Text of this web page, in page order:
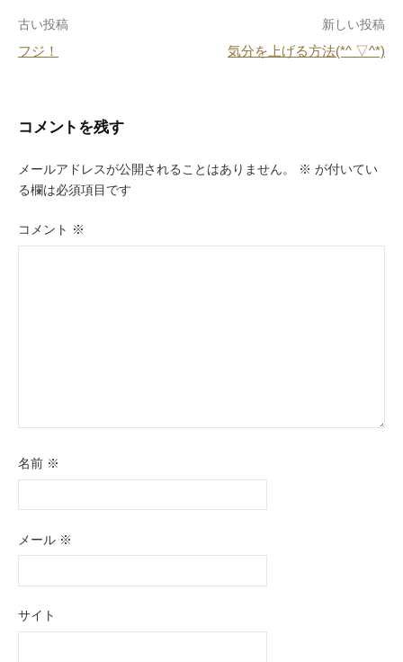
o
k
投
稿
ビ
ゲ
ー
シ
古い投稿
フジ！
新しい投稿
気分を上げる方法(*^ ▽^*)
コメントを残す
メールアドレスが公開されることはありません。 ※ が付いてい
る欄は必須項目です
コメント ※
名前 ※
メール ※
サイト